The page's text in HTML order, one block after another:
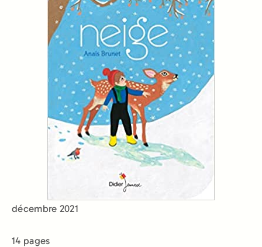
décembre 2021
14 pages